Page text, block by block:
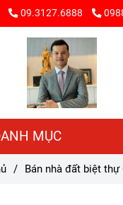
09.3127.6888
MỤC
/ Bán nhà đất biệt thự